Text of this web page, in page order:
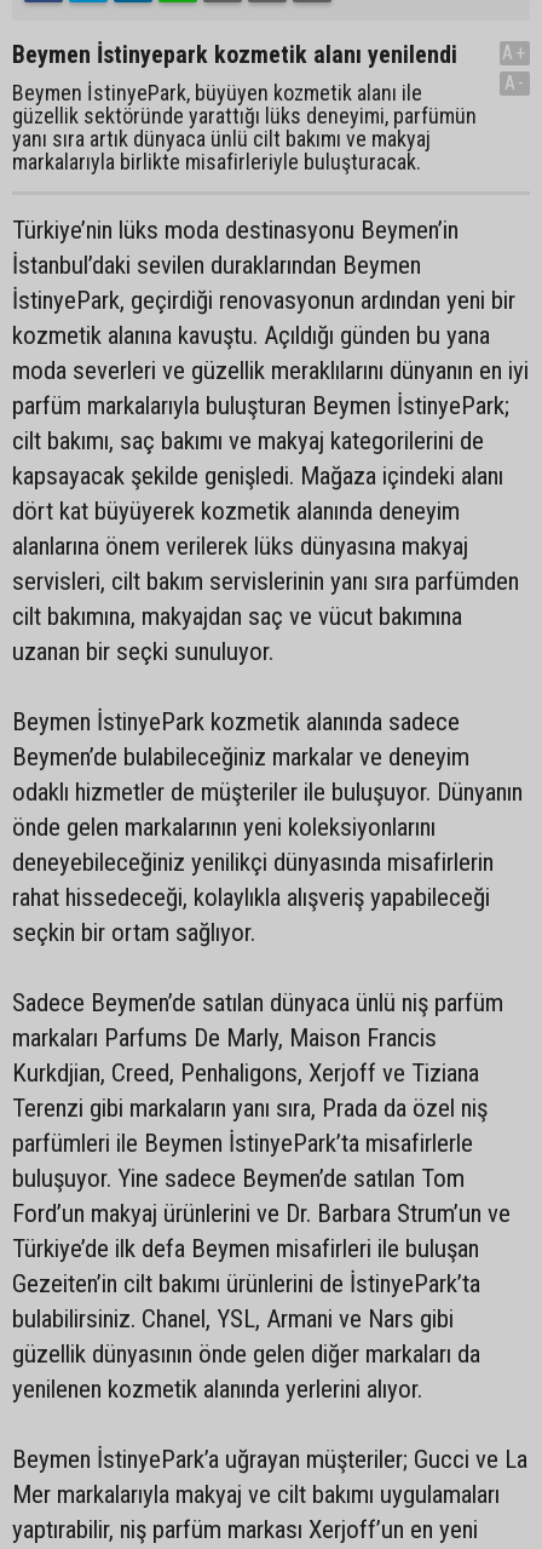
Beymen İstinyepark kozmetik alanı yenilendi
Beymen İstinyePark, büyüyen kozmetik alanı ile
güzellik sektöründe yarattığı lüks deneyimi, parfümün
yanı sıra artık dünyaca ünlü cilt bakımı ve makyaj
markalarıyla birlikte misafirleriyle buluşturacak.
A+
A-
Türkiye’nin lüks moda destinasyonu Beymen’in
İstanbul’daki sevilen duraklarından Beymen
İstinyePark, geçirdiği renovasyonun ardından yeni bir
kozmetik alanına kavuştu. Açıldığı günden bu yana
moda severleri ve güzellik meraklılarını dünyanın en iyi
parfüm markalarıyla buluşturan Beymen İstinyePark;
cilt bakımı, saç bakımı ve makyaj kategorilerini de
kapsayacak şekilde genişledi. Mağaza içindeki alanı
dört kat büyüyerek kozmetik alanında deneyim
alanlarına önem verilerek lüks dünyasına makyaj
servisleri, cilt bakım servislerinin yanı sıra parfümden
cilt bakımına, makyajdan saç ve vücut bakımına
uzanan bir seçki sunuluyor.
Beymen İstinyePark kozmetik alanında sadece
Beymen’de bulabileceğiniz markalar ve deneyim
odaklı hizmetler de müşteriler ile buluşuyor. Dünyanın
önde gelen markalarının yeni koleksiyonlarını
deneyebileceğiniz yenilikçi dünyasında misafirlerin
rahat hissedeceği, kolaylıkla alışveriş yapabileceği
seçkin bir ortam sağlıyor.
Sadece Beymen’de satılan dünyaca ünlü niş parfüm
markaları Parfums De Marly, Maison Francis
Kurkdjian, Creed, Penhaligons, Xerjoff ve Tiziana
Terenzi gibi markaların yanı sıra, Prada da özel niş
parfümleri ile Beymen İstinyePark’ta misafirlerle
buluşuyor. Yine sadece Beymen’de satılan Tom
Ford’un makyaj ürünlerini ve Dr. Barbara Strum’un ve
Türkiye’de ilk defa Beymen misafirleri ile buluşan
Gezeiten’in cilt bakımı ürünlerini de İstinyePark’ta
bulabilirsiniz. Chanel, YSL, Armani ve Nars gibi
güzellik dünyasının önde gelen diğer markaları da
yenilenen kozmetik alanında yerlerini alıyor.
Beymen İstinyePark’a uğrayan müşteriler; Gucci ve La
Mer markalarıyla makyaj ve cilt bakımı uygulamaları
yaptırabilir, niş parfüm markası Xerjoff’un en yeni